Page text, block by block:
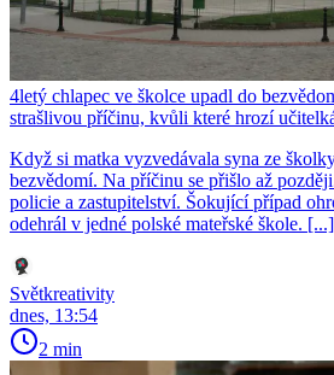
4letý chlapec ve školce upadl do
strašlivou příčinu, kvůli které hrozí
Když si matka vyzvedávala syna ze
bezvědomí. Na příčinu se přišlo až
policie a zastupitelství. Šokující případ
odehrál v jedné polské mateřské škole.
Světkreativity
dnes, 13:54
2 min